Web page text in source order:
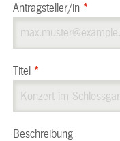
Antragsteller/in *
Titel *
Beschreibung